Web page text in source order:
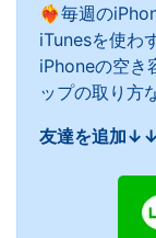
❤️‍🔥毎週の
iTunesを使わ
iPhoneの空き
ップの取り方
友達を追加